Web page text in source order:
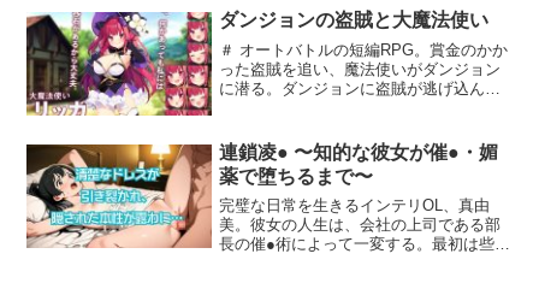
【コミック】透明人間になった俺5 おい
でよ！オトナの遊園地！★★★みるくめ
ろんコミックのご紹介！★★★【コミッ
ク】透明人間になった俺、女風呂で学園
の黒髪アイドルをヤリたい放題【コミッ
った俺3 ヤリ過ぎて謎の美少女に命を狙
われています【コミック】透明人間にな
った俺4 催●マスターあらわる！？【コミ
ック】配信者‐清楚系女子は快感に耐えら
れない‐★★★新作関連作品同時リリー
ス！★★★コミックとあわせてお楽しみ
張所が閉鎖の危機に…。失業を回避する
ため、底辺ギルドを盛り返すべく’リリア
レット’の奮闘が始まります。受付嬢であ
る’リリアレット’は毎日の受付業務をこな
し、あの手この手、時には色仕掛けもし
してもらったり、クエスト達成のお礼を
体でするなんてことも…。しかし、それ
でもノルマに足りない時は自分自身でク
エストを受注して休日返上で冒険に出ま
しょう。でも、冒険には危険がつきも
の。邪悪なモンスターに負けてしまい、
ダンジョンの盗賊と大魔法使い
＃ オートバトルの短編RPG。賞金のかか
った盗賊を追い、魔法使いがダンジョン
に潜る。ダンジョンに盗賊が逃げ込ん
盗賊には賞金がかけられた。しかし、ダ
ンジョン攻略という危険のわりに報酬は
少なく、挑む者はいない。…ただひと
り、大魔法使いリッカを除いて。＃ ゲー
ム内容オートバトルのシンプルなRPGで
す。バトルはシンボルエンカウント方
連鎖凌● 〜知的な彼女が催●・媚
薬で堕ちるまで〜
完璧な日常を生きるインテリOL、真由
美。彼女の人生は、会社の上司である部
長の催●術によって一変する。最初は些細